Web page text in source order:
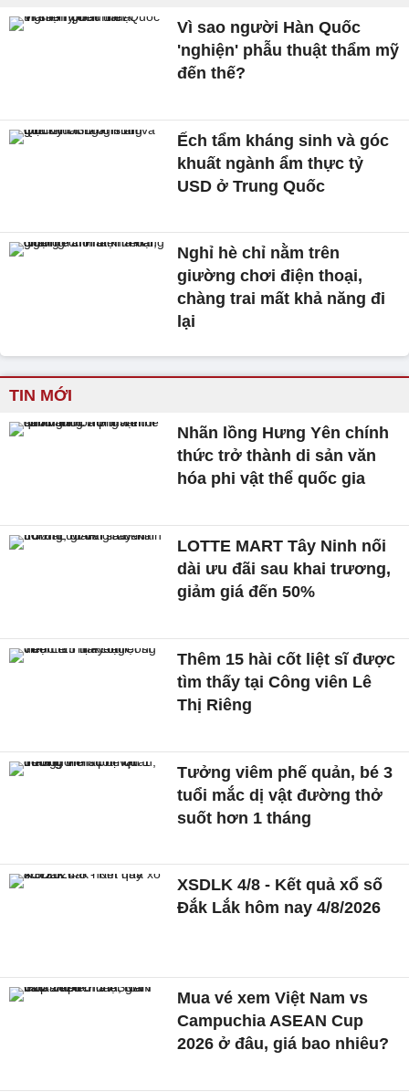
Vì sao người Hàn Quốc
'nghiện' phẫu thuật thẩm mỹ
đến thế?
Ếch tẩm kháng sinh và góc
khuất ngành ẩm thực tỷ
USD ở Trung Quốc
Nghỉ hè chỉ nằm trên
giường chơi điện thoại,
chàng trai mất khả năng đi
lại
TIN MỚI
Nhãn lồng Hưng Yên chính
thức trở thành di sản văn
hóa phi vật thể quốc gia
LOTTE MART Tây Ninh nối
dài ưu đãi sau khai trương,
giảm giá đến 50%
Thêm 15 hài cốt liệt sĩ được
tìm thấy tại Công viên Lê
Thị Riêng
Tưởng viêm phế quản, bé 3
tuổi mắc dị vật đường thở
suốt hơn 1 tháng
XSDLK 4/8 - Kết quả xổ số
Đắk Lắk hôm nay 4/8/2026
Mua vé xem Việt Nam vs
Campuchia ASEAN Cup
2026 ở đâu, giá bao nhiêu?